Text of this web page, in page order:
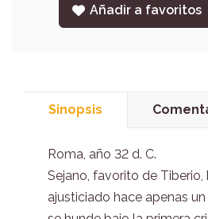
Añadir a favoritos
Sinopsis
Roma, año 32 d. C.
Sejano, favorito de Tiberio,
ajusticiado hace apenas